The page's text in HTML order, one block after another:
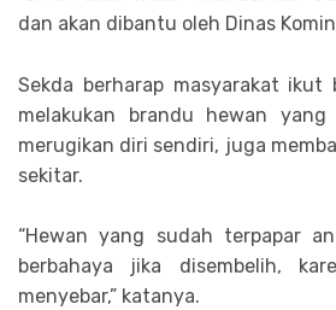
dan akan dibantu oleh Dinas
Sekda berharap masyarakat
melakukan brandu hewan
merugikan diri sendiri, juga
sekitar.
“Hewan yang sudah terpapar
berbahaya jika disembelih,
menyebar,” katanya.